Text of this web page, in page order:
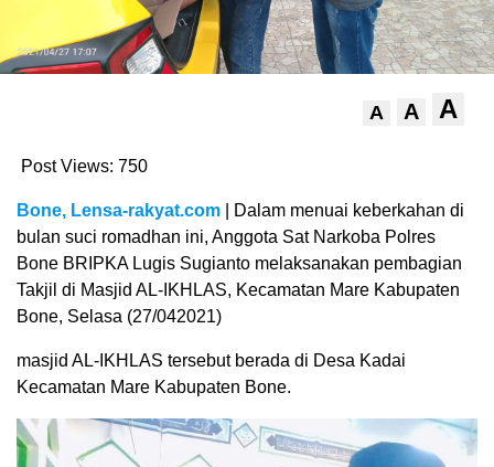
A A A
Post Views: 750
Bone, Lensa-rakyat.com | Dalam menuai keberkahan di
bulan suci romadhan ini, Anggota Sat Narkoba Polres
Bone BRIPKA Lugis Sugianto melaksanakan pembagian
Takjil di Masjid AL-IKHLAS, Kecamatan Mare Kabupaten
Bone, Selasa (27/042021)
masjid AL-IKHLAS tersebut berada di Desa Kadai
Kecamatan Mare Kabupaten Bone.